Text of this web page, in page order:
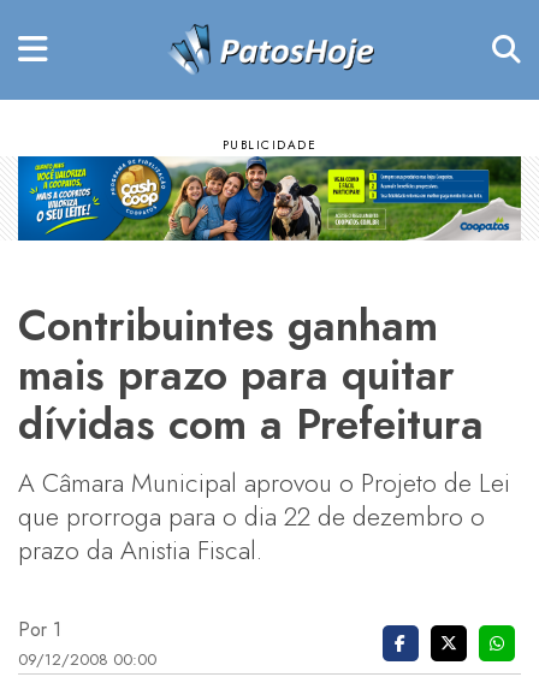
Contribuintes ganham
mais prazo para quitar
dívidas com a Prefeitura
A Câmara Municipal aprovou o Projeto de Lei
que prorroga para o dia 22 de dezembro o
prazo da Anistia Fiscal.
Por 1
09/12/2008 00:00